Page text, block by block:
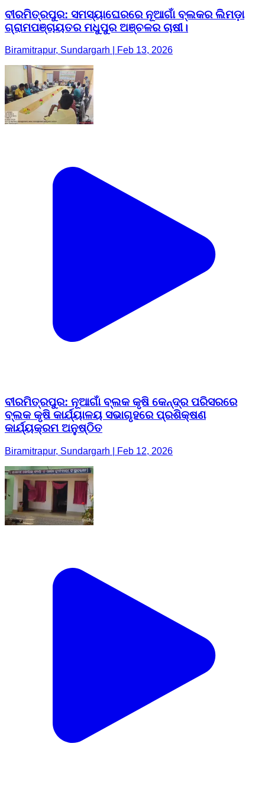
ବୀରମିତ୍ରପୁର: ସମସ୍ୟାଘେରରେ ନୂଆଗାଁ ବ୍ଲକର ଲିମଡ଼ା
ଗ୍ରାମପଞ୍ଚାୟତର ମଧୁପୁର ଅଞ୍ଚଳର ଚାଷୀ।
Biramitrapur, Sundargarh | Feb 13, 2026
ବୀରମିତ୍ରପୁର: ନୂଆଗାଁ ବ୍ଲକ କୃଷି କେନ୍ଦ୍ର ପରିସରରେ
ବ୍ଲକ କୃଷି କାର୍ଯ୍ୟାଳୟ ସଭାଗୃହରେ ପ୍ରଶିକ୍ଷଣ
କାର୍ଯ୍ୟକ୍ରମ ଅନୁଷ୍ଠିତ
Biramitrapur, Sundargarh | Feb 12, 2026